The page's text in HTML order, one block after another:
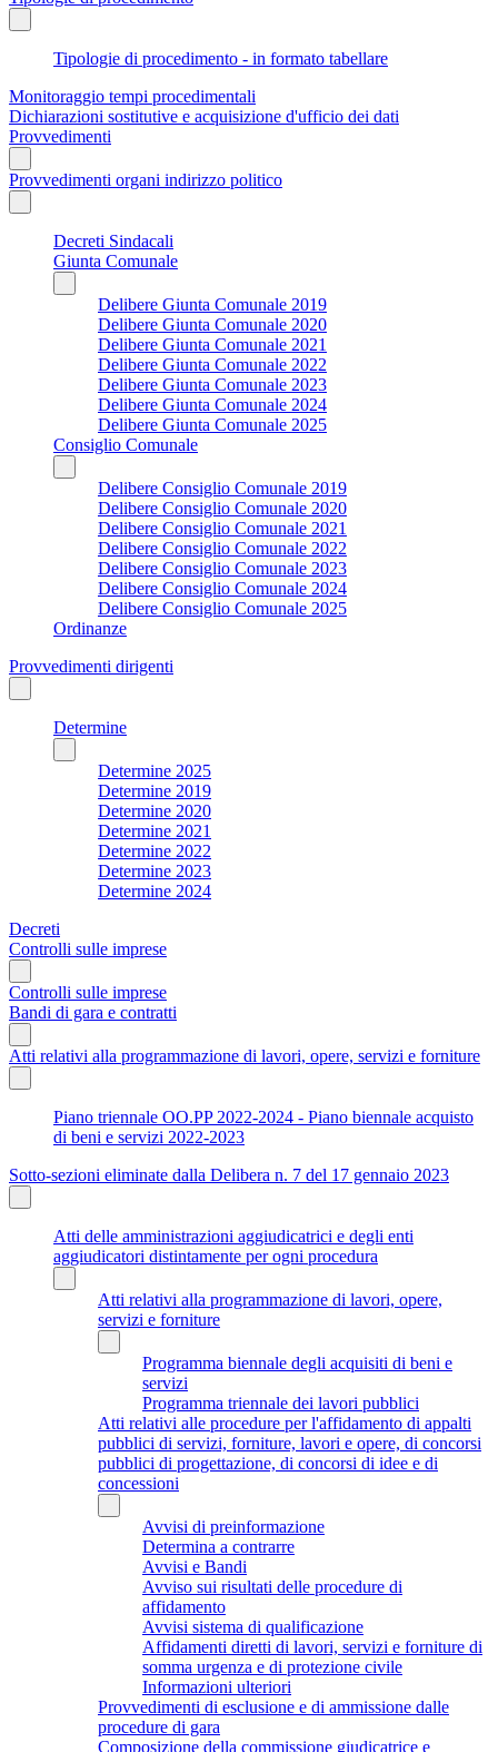
Tipologie di procedimento - in formato tabellare
Monitoraggio tempi procedimentali
Dichiarazioni sostitutive e acquisizione d'ufficio dei dati
Provvedimenti
Provvedimenti organi indirizzo politico
Decreti Sindacali
Giunta Comunale
Delibere Giunta Comunale 2019
Delibere Giunta Comunale 2020
Delibere Giunta Comunale 2021
Delibere Giunta Comunale 2022
Delibere Giunta Comunale 2023
Delibere Giunta Comunale 2024
Delibere Giunta Comunale 2025
Consiglio Comunale
Delibere Consiglio Comunale 2019
Delibere Consiglio Comunale 2020
Delibere Consiglio Comunale 2021
Delibere Consiglio Comunale 2022
Delibere Consiglio Comunale 2023
Delibere Consiglio Comunale 2024
Delibere Consiglio Comunale 2025
Ordinanze
Provvedimenti dirigenti
Determine
Determine 2025
Determine 2019
Determine 2020
Determine 2021
Determine 2022
Determine 2023
Determine 2024
Decreti
Controlli sulle imprese
Controlli sulle imprese
Bandi di gara e contratti
Atti relativi alla programmazione di lavori, opere, servizi e forniture
Piano triennale OO.PP 2022-2024 - Piano biennale acquisto
di beni e servizi 2022-2023
Sotto-sezioni eliminate dalla Delibera n. 7 del 17 gennaio 2023
Atti delle amministrazioni aggiudicatrici e degli enti
aggiudicatori distintamente per ogni procedura
Atti relativi alla programmazione di lavori, opere,
servizi e forniture
Programma biennale degli acquisiti di beni e
servizi
Programma triennale dei lavori pubblici
Atti relativi alle procedure per l'affidamento di appalti
pubblici di servizi, forniture, lavori e opere, di concorsi
pubblici di progettazione, di concorsi di idee e di
concessioni
Avvisi di preinformazione
Determina a contrarre
Avvisi e Bandi
Avviso sui risultati delle procedure di
affidamento
Avvisi sistema di qualificazione
Affidamenti diretti di lavori, servizi e forniture di
somma urgenza e di protezione civile
Informazioni ulteriori
Provvedimenti di esclusione e di ammissione dalle
procedure di gara
Composizione della commissione giudicatrice e